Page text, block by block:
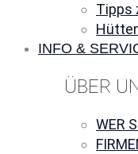
Tipps
INFO &
ÜBER
WER